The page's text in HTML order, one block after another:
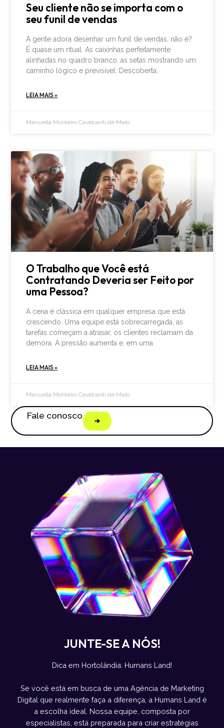
Seu cliente não se importa com o
seu funil de vendas
A gente adora desenhar um funil de vendas, não é?
É quase um ritual. As caixinhas perfeitamente
alinhadas no quadro branco, as setas mostrando um
caminho lógico e previsível: Descoberta,
LEIA MAIS »
Manuella Monteiro Cavalcanti de Melo
O Trabalho que Você está
Contratando Deveria ser Feito por
uma Pessoa?
A cena é clássica em qualquer empresa que está
crescendo. Uma equipe está sobrecarregada, as
tarefas começam a atrasar, os clientes reclamam da
demora. A pressão aumenta e, em uma
LEIA MAIS »
Manuella Monteiro Cavalcanti de Melo
Fale conosco
JUNTE-SE A NÓS!
Dica em Hortolândia: Humans Land!
Se você está em busca de uma Agência de Marketing
Digital que realmente faça a diferença, a Humans Land é
a escolha ideal. Nossa equipe, composta por
especialistas, está preparada para criar estratégias